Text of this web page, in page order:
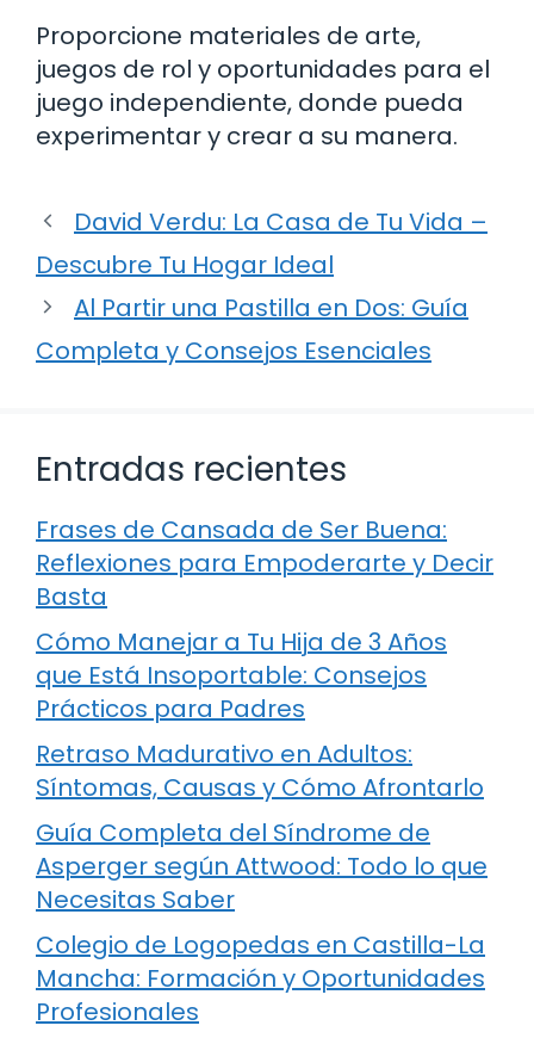
Proporcione materiales de arte,
juegos de rol y oportunidades para el
juego independiente, donde pueda
experimentar y crear a su manera.
David Verdu: La Casa de Tu Vida –
Descubre Tu Hogar Ideal
Al Partir una Pastilla en Dos: Guía
Completa y Consejos Esenciales
Entradas recientes
Frases de Cansada de Ser Buena:
Reflexiones para Empoderarte y Decir
Basta
Cómo Manejar a Tu Hija de 3 Años
que Está Insoportable: Consejos
Prácticos para Padres
Retraso Madurativo en Adultos:
Síntomas, Causas y Cómo Afrontarlo
Guía Completa del Síndrome de
Asperger según Attwood: Todo lo que
Necesitas Saber
Colegio de Logopedas en Castilla-La
Mancha: Formación y Oportunidades
Profesionales